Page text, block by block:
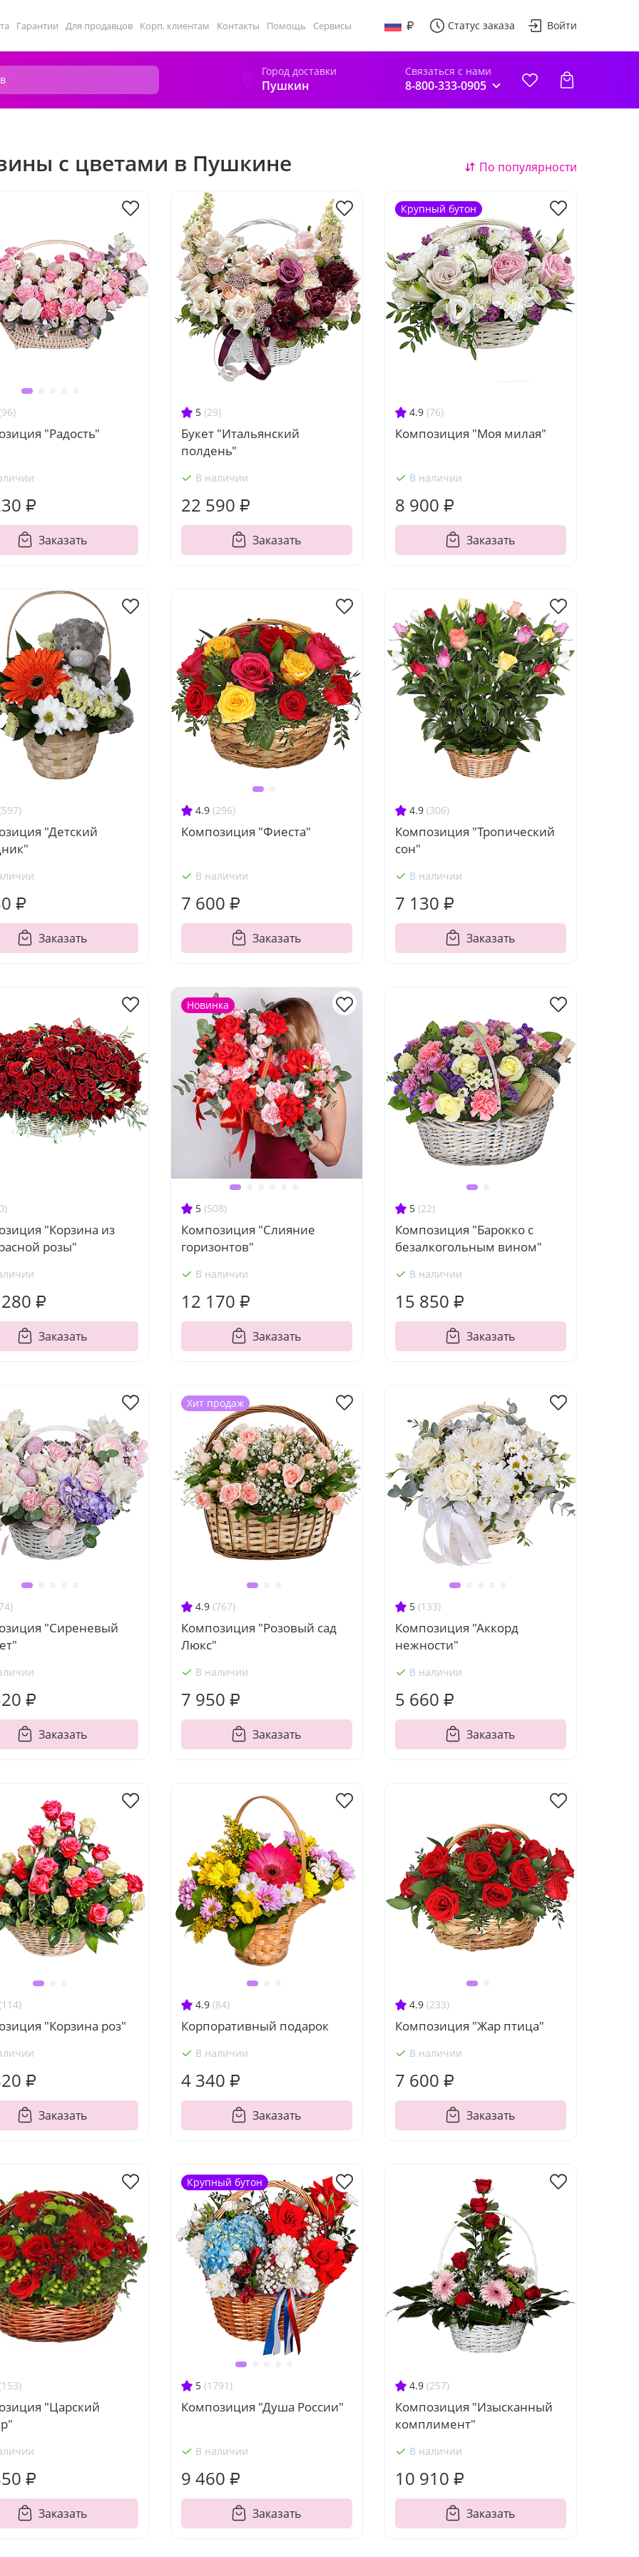
Гарантии Для продавцов Корп. клиентам Контакты Помощь Сервисы Статус заказа Войти
Город доставки
Пушкин
Связаться с нами
8-800-333-0905
с цветами в Пушкине По популярности
"Радость"
₽
Заказать
5 (29)
Букет "Итальянский
полдень"
В наличии
22 590 ₽
Заказать
4.9 (76)
Композиция "Моя милая"
В наличии
8 900 ₽
Заказать
Крупный бутон
"Детский
₽
Заказать
4.9 (296)
Композиция "Фиеста"
В наличии
7 600 ₽
Заказать
4.9 (306)
Композиция "Тропический
сон"
В наличии
7 130 ₽
Заказать
"Корзина из
розы"
₽
Заказать
5 (508)
Композиция "Слияние
горизонтов"
В наличии
12 170 ₽
Заказать
Новинка
5 (22)
Композиция "Барокко с
безалкогольным вином"
В наличии
15 850 ₽
Заказать
"Сиреневый
₽
Заказать
4.9 (767)
Композиция "Розовый сад
Люкс"
В наличии
7 950 ₽
Заказать
Хит продаж
5 (133)
Композиция "Аккорд
нежности"
В наличии
5 660 ₽
Заказать
"Корзина роз"
₽
Заказать
4.9 (84)
Корпоративный подарок
В наличии
4 340 ₽
Заказать
4.9 (233)
Композиция "Жар птица"
В наличии
7 600 ₽
Заказать
"Царский
₽
Заказать
5 (1791)
Композиция "Душа России"
В наличии
9 460 ₽
Заказать
Крупный бутон
4.9 (257)
Композиция "Изысканный
комплимент"
В наличии
10 910 ₽
Заказать